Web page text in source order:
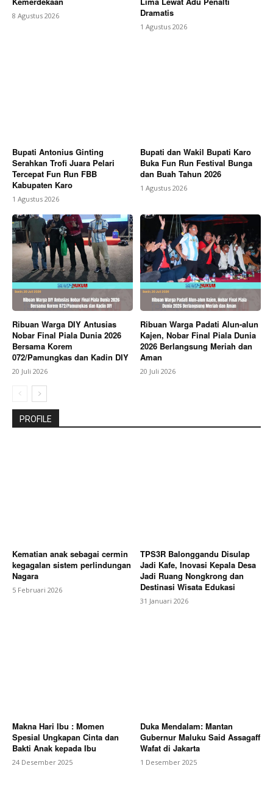
8 Agustus 2026
Dramatis
1 Agustus 2026
Bupati Antonius Ginting
Serahkan Trofi Juara Pelari
Tercepat Fun Run FBB
Kabupaten Karo
1 Agustus 2026
Bupati dan Wakil Bupati Karo
Buka Fun Run Festival Bunga
dan Buah Tahun 2026
1 Agustus 2026
Ribuan Warga DIY Antusias
Nobar Final Piala Dunia 2026
Bersama Korem
072/Pamungkas dan Kadin DIY
20 Juli 2026
Ribuan Warga Padati Alun-alun
Kajen, Nobar Final Piala Dunia
2026 Berlangsung Meriah dan
Aman
20 Juli 2026
PROFILE
Kematian anak sebagai cermin
kegagalan sistem perlindungan
Nagara
5 Februari 2026
TPS3R Balonggandu Disulap
Jadi Kafe, Inovasi Kepala Desa
Jadi Ruang Nongkrong dan
Destinasi Wisata Edukasi
31 Januari 2026
Makna Hari Ibu : Momen
Spesial Ungkapan Cinta dan
Bakti Anak kepada Ibu
24 Desember 2025
Duka Mendalam: Mantan
Gubernur Maluku Said Assagaff
Wafat di Jakarta
1 Desember 2025